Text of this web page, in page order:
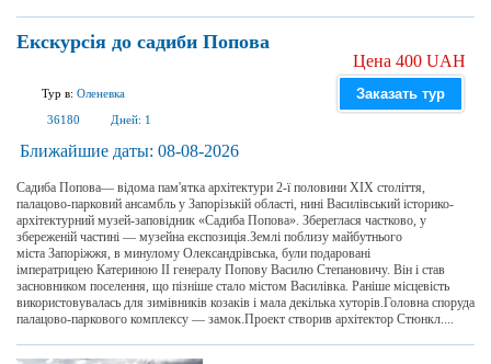
Екскурсія до садиби Попова
Тур в: Оленевка
36180
Дней: 1
Цена 400 UAH
Заказать тур
Ближайшие даты: 08-08-2026
Садиба Попова— відома пам'ятка архітектури 2-ї половини XIX століття,
палацово-парковий ансамбль у Запорізькій області, нині Василівський історико-
архітектурний музей-заповідник «Садиба Попова». Збереглася частково, у
збереженій частині — музейна експозиція.Землі поблизу майбутнього
міста Запоріжжя, в минулому Олександрівська, були подаровані
імператрицею Катериною II генералу Попову Василю Степановичу. Він і став
засновником поселення, що пізніше стало містом Василівка. Раніше місцевість
використовувалась для зимівників козаків і мала декілька хуторів.Головна споруда
палацово-паркового комплексу — замок.Проект створив архітектор Стюнкл....